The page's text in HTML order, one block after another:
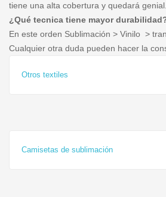
tiene una alta cobertura y quedará genial.
¿Qué tecnica tiene mayor
En este orden Sublimación > Vinilo >
Cualquier otra duda pueden hacer la
Otros textiles
Camisetas de sublimación